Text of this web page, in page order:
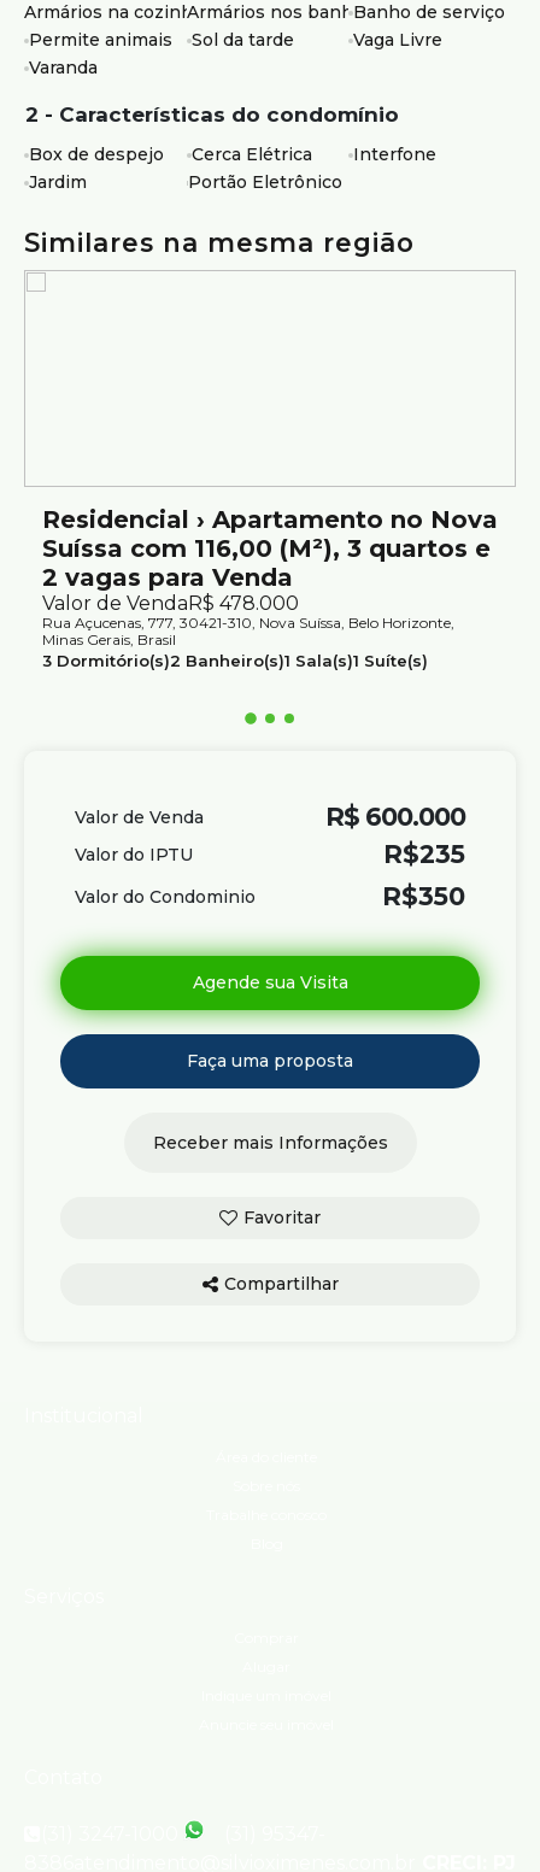
Vagas de Garagem:
Estrutura do Prédio:
- Interfone;
- Jardim;
- Fácil acesso à Av. Tereza Cristina.
Os preços e informações poderão sofrer mudanças
sem aviso prévio. Por este motivo, solicitamos a
confirmação com nossos consultores.
Armários na cozinhaArmários nos banheirosBanho de serviço
Permite animais
Sol da tarde
Vaga Livre
Varanda
2 - Características do condomínio
Box de despejo Cerca Elétrica
Interfone
Jardim
Portão Eletrônico
Similares na mesma região
Residencial › Apartamento no Nova
Suíssa com 116,00 (M²), 3 quartos e
2 vagas para Venda
R$ 478.000
Valor de Venda
Rua Açucenas, 777, 30421-310, Nova Suíssa, Belo Horizonte,
Minas Gerais, Brasil
3 Dormitório(s)2 Banheiro(s)1 Sala(s)1 Suíte(s)
R$ 600.000
Valor de Venda
Valor do IPTU
R$235
Valor do Condominio R$350
Compartilhar